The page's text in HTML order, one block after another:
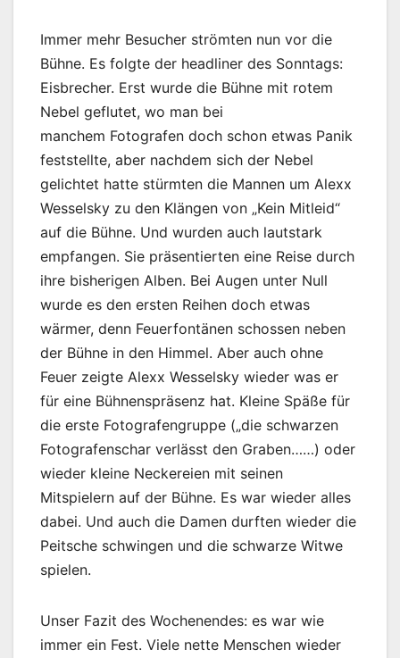
Immer mehr Besucher strömten nun vor die
Bühne. Es folgte der headliner des Sonntags:
Eisbrecher. Erst wurde die Bühne mit rotem
Nebel geflutet, wo man bei
manchem Fotografen doch schon etwas Panik
feststellte, aber nachdem sich der Nebel
gelichtet hatte stürmten die Mannen um Alexx
Wesselsky zu den Klängen von „Kein Mitleid“
auf die Bühne. Und wurden auch lautstark
empfangen. Sie präsentierten eine Reise durch
ihre bisherigen Alben. Bei Augen unter Null
wurde es den ersten Reihen doch etwas
wärmer, denn Feuerfontänen schossen neben
der Bühne in den Himmel. Aber auch ohne
Feuer zeigte Alexx Wesselsky wieder was er
für eine Bühnenspräsenz hat. Kleine Späße für
die erste Fotografengruppe („die schwarzen
Fotografenschar verlässt den Graben……) oder
wieder kleine Neckereien mit seinen
Mitspielern auf der Bühne. Es war wieder alles
dabei. Und auch die Damen durften wieder die
Peitsche schwingen und die schwarze Witwe
spielen.
Unser Fazit des Wochenendes: es war wie
immer ein Fest. Viele nette Menschen wieder